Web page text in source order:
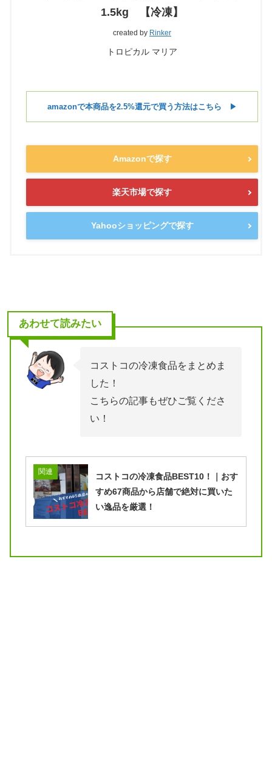
1.5kg 【冷凍】
created by Rinker
トロピカル マリア
amazonで本商品を2.5%還元で買う方法はこちら ▶︎
Amazonで探す
楽天市場で探す
Yahooショッピングで探す
あわせて読みたい
コストコの冷凍食品をまとめま
した！
こちらの記事もぜひご覧くださ
い！
関連
コストコの冷凍食品BEST10！｜おす
すめ67商品から店舗で絶対に買いた
い逸品を厳選！